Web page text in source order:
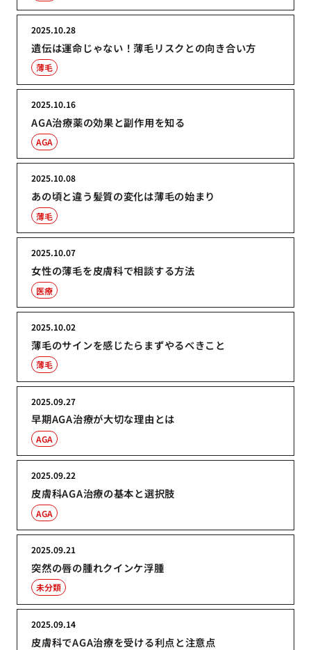
遺伝は運命じゃない！薄毛リスクとの向き合い方
2025.10.28
薄毛
AGA治療薬の効果と副作用を知る
2025.10.16
AGA
あの頃と違う髪質の変化は薄毛の始まり
2025.10.08
薄毛
女性の薄毛を皮膚科で相談する方法
2025.10.07
医療
薄毛のサインを感じたらまずやるべきこと
2025.10.02
薄毛
早期AGA治療が大切な理由とは
2025.09.27
AGA
皮膚科AGA治療の基本と選択肢
2025.09.22
AGA
突然の唇の腫れクインケ浮腫
2025.09.21
未分類
皮膚科でAGA治療を受ける利点と注意点
2025.09.14